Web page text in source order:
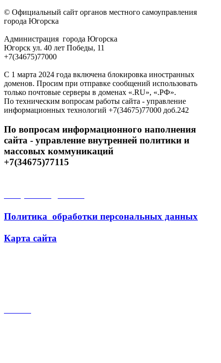
© Официальный сайт органов местного самоуправления
города Югорска
Администрация города Югорска
Югорск ул. 40 лет Победы, 11
+7(34675)77000
С 1 марта 2024 года включена блокировка иностранных
доменов. Просим при отправке сообщений использовать
только почтовые серверы в доменах «.RU», «.РФ».
По техническим вопросам работы сайта - управление
информационных технологий +7(34675)77000 доб.242
По вопросам информационного наполнения
сайта - управление внутренней политики и
массовых коммуникаций
+7(34675)77115
Политика обработки персональных данных
Карта сайта